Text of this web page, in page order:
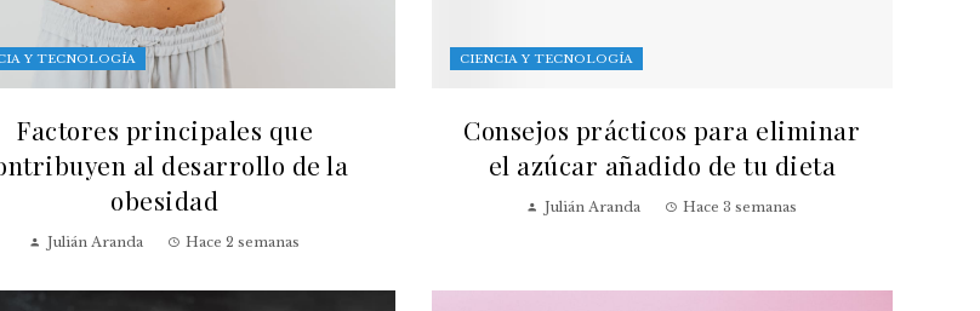
Y TECNOLOGÍA
Factores principales que
al desarrollo de la
obesidad
Julián Aranda Hace 2 semanas
CIENCIA Y TECNOLOGÍA
Consejos prácticos para eliminar
el azúcar añadido de tu dieta
Julián Aranda Hace 3 semanas